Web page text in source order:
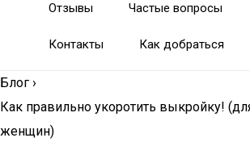
Отзывы Частые вопросы
Контакты Как добраться
Блог ›
Как правильно укоротить выкройку!
женщин)